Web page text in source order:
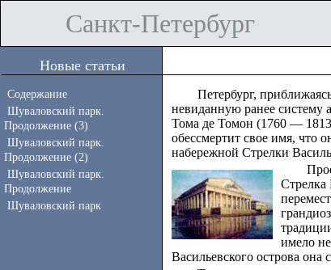
Новые статьи
Содержание
Шуваловский парк.
Продолжение (3)
Шуваловский парк.
Продолжение (2)
Шуваловский парк.
Продолжение
Шуваловский парк
Петербург,
невиданную ранее систему
Тома де Томон (1760 —
обессмертит свое имя, что
набережной Стрелки
Стрелка
имело
Васильевского острова она
Санкт-Петербург